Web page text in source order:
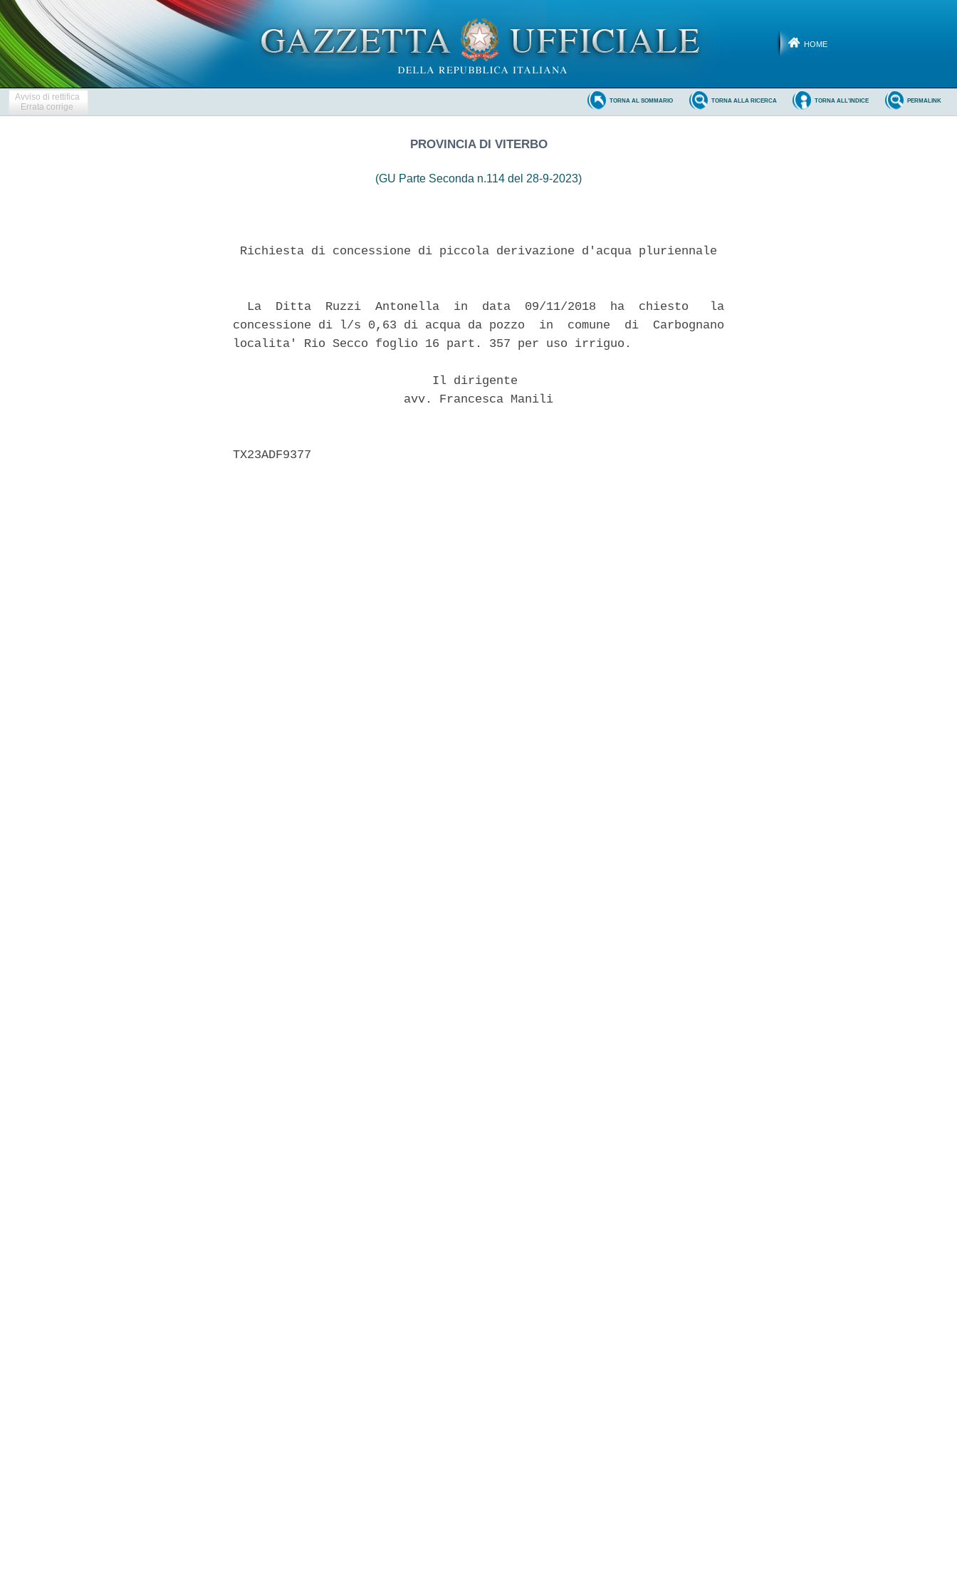
HOME
Avviso di rettifica
Errata corrige
PERMALINK
TORNA ALL'INDICE
TORNA ALLA RICERCA
TORNA AL SOMMARIO
PROVINCIA DI VITERBO
(GU Parte Seconda n.114 del 28-9-2023)
Richiesta di concessione di piccola derivazione d'acqua pluriennale
  La  Ditta  Ruzzi  Antonella  in  data  09/11/2018  ha  chiesto   la
concessione di l/s 0,63 di acqua da pozzo  in  comune  di  Carbognano
localita' Rio Secco foglio 16 part. 357 per uso irriguo.
                            Il dirigente
                        avv. Francesca Manili